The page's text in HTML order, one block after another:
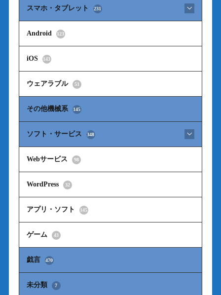
スマホ・タブレット 231
Android 123
iOS 143
ウェアラブル 51
その他機械系 145
ソフト・サービス 348
Webサービス 98
WordPress 32
アプリ・ソフト 145
ゲーム 43
戯言 470
未分類 7